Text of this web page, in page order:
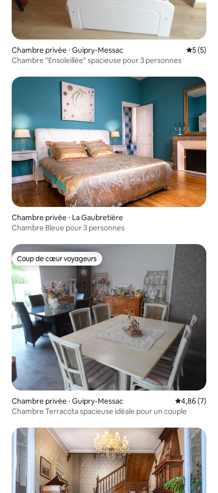
Chambre privée ⋅ Guipry-Messac
5 (5)
Chambre "Ensoleillée" spacieuse pour 3 personnes
Chambre privée ⋅ La Gaubretière
Chambre Bleue pour 3 personnes
Coup de cœur voyageurs
Coup de cœur voyageurs
Chambre privée ⋅ Guipry-Messac Évaluation
4,86 (7)
Chambre Terracota spacieuse idéale pour un couple